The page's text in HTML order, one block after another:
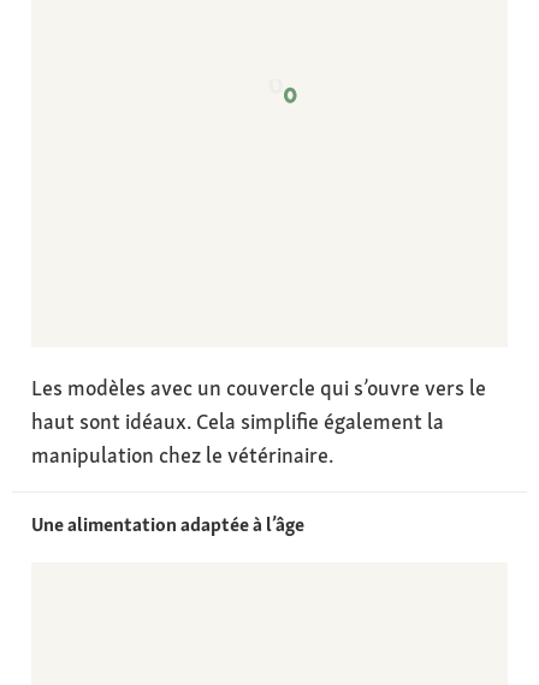
Les modèles avec un couvercle qui s’ouvre vers le
haut sont idéaux. Cela simplifie également la
manipulation chez le vétérinaire.
Une alimentation adaptée à l’âge